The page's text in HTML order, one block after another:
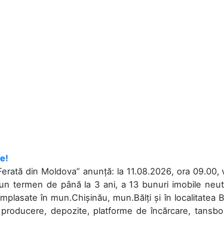
din Moldova” anunță: la 11.08.2026, ora
termen de până la 3 ani, a 13 bunuri imobile
în mun.Chișinău, mun.Bălți și în localitatea
depozite, platforme de încărcare,